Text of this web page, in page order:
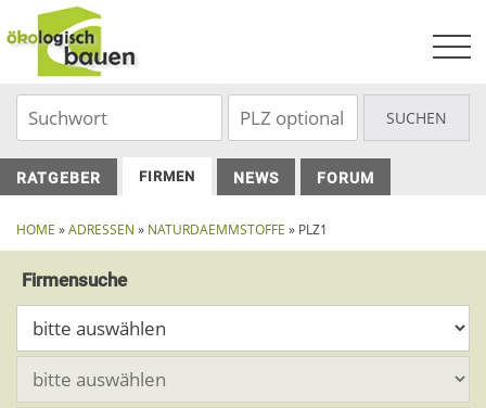
to
content
RATGEBER FIRMEN NEWS FORUM
HOME »ADRESSEN » NATURDAEMMSTOFFE » PLZ1
Firmensuche